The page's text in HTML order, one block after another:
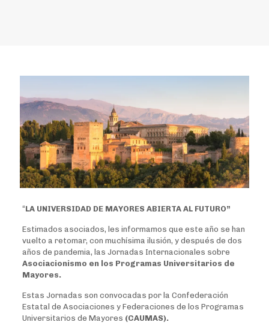
“LA UNIVERSIDAD DE MAYORES ABIERTA AL FUTURO”
Estimados asociados, les informamos que este año se han
vuelto a retomar, con muchísima ilusión, y después de dos
años de pandemia, las Jornadas Internacionales sobre
Asociacionismo en los Programas Universitarios de
Mayores.
Estas Jornadas son convocadas por la Confederación
Estatal de Asociaciones y Federaciones de los Programas
Universitarios de Mayores (CAUMAS).